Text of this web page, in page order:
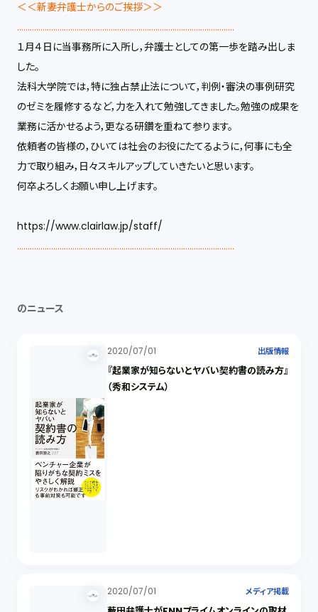
＜＜新妻弁護士からのご挨拶＞＞
......................................................................................................
１月４日に当事務所に入所し，弁護士としての第一歩を踏み出しま
した。
法科大学院では，特に独占禁止法について，判例・審決の事例研究
のゼミを履修するなど，力を入れて勉強してきました。勉強の成果を
業務に活かせるよう，更なる研鑽を重ねて参ります。
依頼者の皆様の，ひいては社会のお役にたてるように，何事にも全
力で取り組み，日々スキルアップしていきたいと思います。
何卒よろしくお願い申し上げます。
https://www.clairlaw.jp/staff/
......................................................................................................
のニュース
2020/07/01 出版情報
『起業家が知らないとヤバい契約書の読み方』
（秀和システム）
2020/07/01 メディア掲載